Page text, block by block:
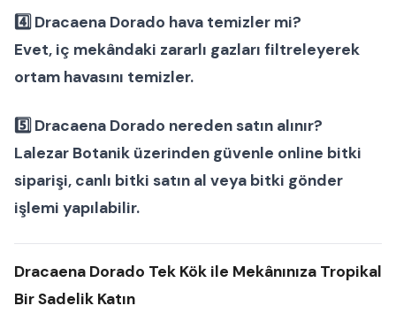
4️⃣ Dracaena Dorado hava temizler mi?
Evet, iç mekândaki zararlı gazları filtreleyerek
ortam havasını temizler.
5️⃣ Dracaena Dorado nereden satın alınır?
Lalezar Botanik üzerinden güvenle online bitki
siparişi, canlı bitki satın al veya bitki gönder
işlemi yapılabilir.
Dracaena Dorado Tek Kök ile Mekânınıza Tropikal
Bir Sadelik Katın